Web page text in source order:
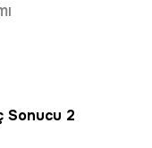
Sonucu 2